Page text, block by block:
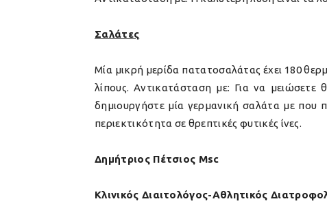
Σαλάτες
Μία μικρή μερίδα πατατοσαλάτας έχει 180
λίπους.Αντικατάσταση με: Για να μειώσετε
δημιουργήστε μία γερμανική σαλάτα με που
περιεκτικότητα σε θρεπτικές φυτικές ίνες.
Δημήτριος Πέτσιος Msc
Κλινικός Διαιτολόγος-Αθλητικός